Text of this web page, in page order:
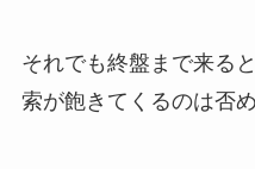
それでも終盤まで来る
索が飽きてくるのは否